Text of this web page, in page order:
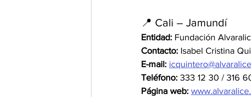
📍 Cali – Jamundí
Entidad: Fundación
Contacto: Isabel Cristina
E-mail:
Teléfono: 333 12 30 / 316
Página web: